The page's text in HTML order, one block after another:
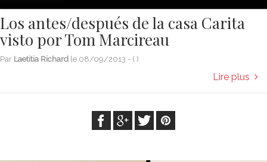
Los antes/después de la casa Carita
visto por Tom Marcireau
Par Laetitia Richard le 08/09/2013 - ( )
Lire plus